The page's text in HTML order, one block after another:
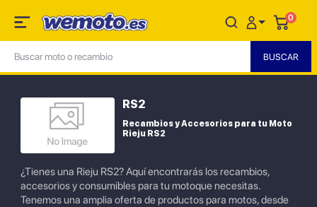
0
RS2
Recambios y Accesorios para tu Moto
Rieju RS2
¿Tienes una Rieju RS2? Aquí encontrarás los recambios,
accesorios y consumibles para tu motoque necesitas.
Tenemos una amplia oferta de productos para motos, desde